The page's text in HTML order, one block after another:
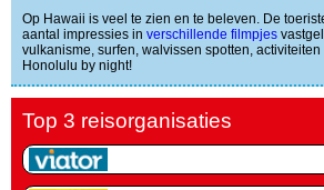
Op Hawaii is veel te zien en te beleven. De
aantal impressies in verschillende filmpjes
vulkanisme, surfen, walvissen spotten,
Honolulu by night!
Top 3 reisorganisaties